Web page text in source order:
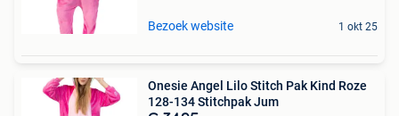
Bezoek website 1 okt 25
Onesie Angel Lilo Stitch Pak Kind Roze
128-134 Stitchpak Jum